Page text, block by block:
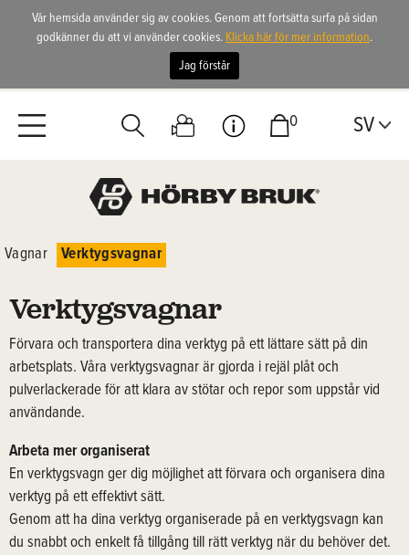
0 SV
Vagnar Verktygsvagnar
Verktygsvagnar
Förvara och transportera dina verktyg på ett lättare sätt på din
arbetsplats. Våra verktygsvagnar är gjorda i rejäl plåt och
pulverlackerade för att klara av stötar och repor som uppstår vid
användande.
Arbeta mer organiserat
En verktygsvagn ger dig möjlighet att förvara och organisera dina
verktyg på ett effektivt sätt.
Genom att ha dina verktyg organiserade på en verktygsvagn kan
du snabbt och enkelt få tillgång till rätt verktyg när du behöver det.
Vår hemsida använder sig av cookies. Genom att fortsätta surfa på sidan
godkänner du att vi använder cookies. Klicka här för mer information.
Jag förstår